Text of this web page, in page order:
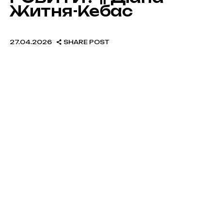
Житня-Кебас
27.04.2026 SHARE POST